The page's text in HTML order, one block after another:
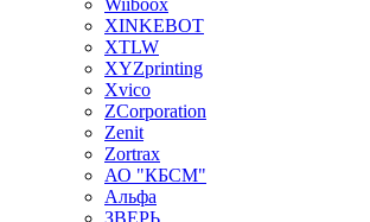
Wiiboox
XINKEBOT
XTLW
XYZprinting
Xvico
ZCorporation
Zenit
Zortrax
АО "КБСМ"
Альфа
ЗВЕРЬ